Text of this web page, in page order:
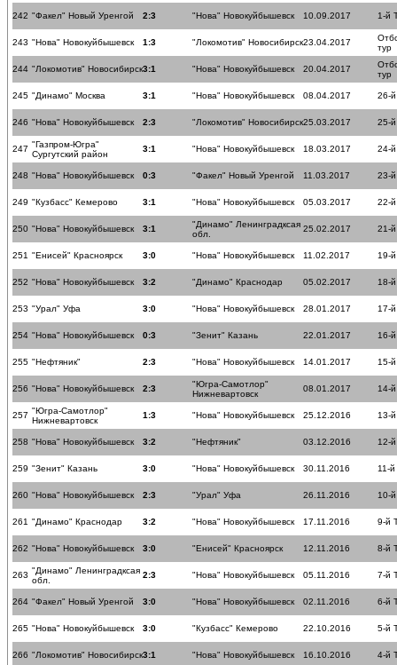
242 "Факел" Новый Уренгой 2:3 "Нова" Новокуйбышевск 10.09.2017 1-й
243 "Нова" Новокуйбышевск 1:3 "Локомотив" Новосибирск23.04.2017
тур
244 "Локомотив" Новосибирск3:1 "Нова" Новокуйбышевск 20.04.2017
тур
245 "Динамо" Москва 3:1 "Нова" Новокуйбышевск 08.04.2017 26-й
246 "Нова" Новокуйбышевск 2:3 "Локомотив" Новосибирск25.03.2017 25-й
247 "Газпром-Югра"
Сургутский район
3:1 "Нова" Новокуйбышевск 18.03.2017 24-й
248 "Нова" Новокуйбышевск 0:3 "Факел" Новый Уренгой 11.03.2017 23-й
249 "Кузбасс" Кемерово 3:1 "Нова" Новокуйбышевск 05.03.2017 22-й
250 "Нова" Новокуйбышевск 3:1
"Динамо" Ленинградксая
обл.
25.02.2017 21-й
251 "Енисей" Красноярск 3:0 "Нова" Новокуйбышевск 11.02.2017 19-
252 "Нова" Новокуйбышевск 3:2 "Динамо" Краснодар 05.02.2017 18-
253 "Урал" Уфа 3:0 "Нова" Новокуйбышевск 28.01.2017 17-
254 "Нова" Новокуйбышевск 0:3 "Зенит" Казань 22.01.2017 16-
255 "Нефтяник" 2:3 "Нова" Новокуйбышевск 14.01.2017 15-
256 "Нова" Новокуйбышевск 2:3
"Югра-Самотлор"
Нижневартовск
08.01.2017 14-
257 "Югра-Самотлор"
Нижневартовск
1:3 "Нова" Новокуйбышевск 25.12.2016 13-
258 "Нова" Новокуйбышевск 3:2 "Нефтяник" 03.12.2016 12-
259 "Зенит" Казань 3:0 "Нова" Новокуйбышевск 30.11.2016 11-й
260 "Нова" Новокуйбышевск 2:3 "Урал" Уфа 26.11.2016 10-
261 "Динамо" Краснодар 3:2 "Нова" Новокуйбышевск 17.11.2016 9-й
262 "Нова" Новокуйбышевск 3:0 "Енисей" Красноярск 12.11.2016 8-й
263 "Динамо" Ленинградксая
обл.
2:3 "Нова" Новокуйбышевск 05.11.2016 7-й
264 "Факел" Новый Уренгой 3:0 "Нова" Новокуйбышевск 02.11.2016 6-й
265 "Нова" Новокуйбышевск 3:0 "Кузбасс" Кемерово 22.10.2016 5-й
266 "Локомотив" Новосибирск3:1 "Нова" Новокуйбышевск 16.10.2016 4-й